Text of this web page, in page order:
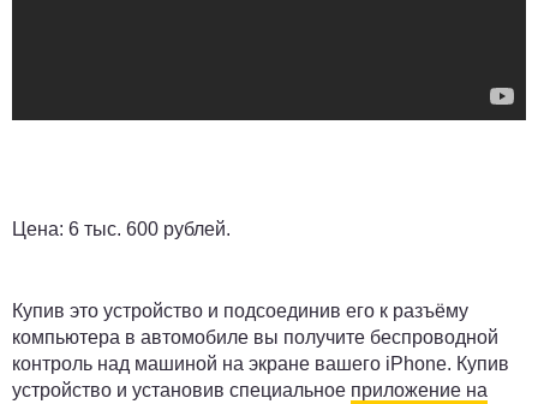
Цена: 6 тыс. 600 рублей.
Купив это устройство и подсоединив его к разъёму
компьютера в автомобиле вы получите беспроводной
контроль над машиной на экране вашего iPhone. Купив
устройство и установив специальное приложение на